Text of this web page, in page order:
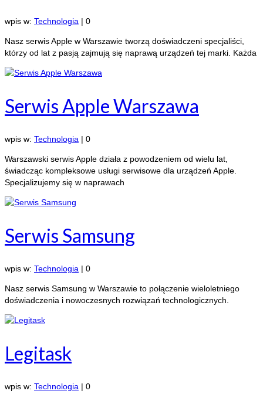
wpis w: Technologia | 0
Nasz serwis Apple w Warszawie tworzą doświadczeni specjaliści,
którzy od lat z pasją zajmują się naprawą urządzeń tej marki. Każda
Serwis Apple Warszawa
wpis w: Technologia | 0
Warszawski serwis Apple działa z powodzeniem od wielu lat,
świadcząc kompleksowe usługi serwisowe dla urządzeń Apple.
Specjalizujemy się w naprawach
Serwis Samsung
wpis w: Technologia | 0
Nasz serwis Samsung w Warszawie to połączenie wieloletniego
doświadczenia i nowoczesnych rozwiązań technologicznych.
Legitask
wpis w: Technologia | 0